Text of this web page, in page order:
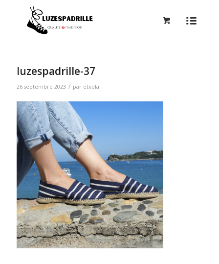
luzespadrille-37
26 septembre 2023 / par etxola